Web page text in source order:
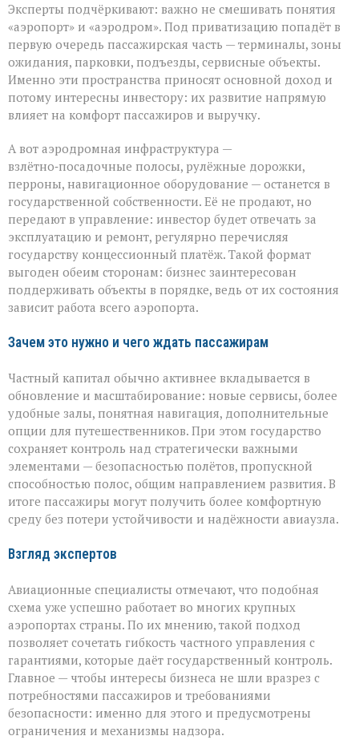
Эксперты подчёркивают: важно не смешивать понятия
«аэропорт» и «аэродром». Под приватизацию попадёт в
первую очередь пассажирская часть — терминалы, зоны
ожидания, парковки, подъезды, сервисные объекты.
Именно эти пространства приносят основной доход и
потому интересны инвестору: их развитие напрямую
влияет на комфорт пассажиров и выручку.
А вот аэродромная инфраструктура —
взлётно‑посадочные полосы, рулёжные дорожки,
перроны, навигационное оборудование — останется в
государственной собственности. Её не продают, но
передают в управление: инвестор будет отвечать за
эксплуатацию и ремонт, регулярно перечисляя
государству концессионный платёж. Такой формат
выгоден обеим сторонам: бизнес заинтересован
поддерживать объекты в порядке, ведь от их состояния
зависит работа всего аэропорта.
Зачем это нужно и чего ждать пассажирам
Частный капитал обычно активнее вкладывается в
обновление и масштабирование: новые сервисы, более
удобные залы, понятная навигация, дополнительные
опции для путешественников. При этом государство
сохраняет контроль над стратегически важными
элементами — безопасностью полётов, пропускной
способностью полос, общим направлением развития. В
итоге пассажиры могут получить более комфортную
среду без потери устойчивости и надёжности авиаузла.
Взгляд экспертов
Авиационные специалисты отмечают, что подобная
схема уже успешно работает во многих крупных
аэропортах страны. По их мнению, такой подход
позволяет сочетать гибкость частного управления с
гарантиями, которые даёт государственный контроль.
Главное — чтобы интересы бизнеса не шли вразрез с
потребностями пассажиров и требованиями
безопасности: именно для этого и предусмотрены
ограничения и механизмы надзора.